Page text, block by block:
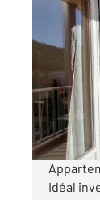
ST
105 m2 ,
Ref : 3316
Visiter le
Idéal